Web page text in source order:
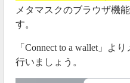
メタマスクのブラウザ機
す。
「Connect to a wallet」よ
行いましょう。